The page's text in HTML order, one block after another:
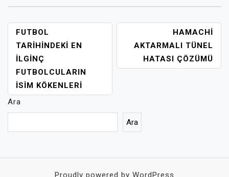
YAZI
GEZINMESI
FUTBOL
TARIHINDEKI EN
İLGINÇ
FUTBOLCULARIN
İSIM KÖKENLERI
HAMACHI
AKTARMALI TÜNEL
HATASI ÇÖZÜMÜ
Ara
Ara
Proudly powered by WordPress